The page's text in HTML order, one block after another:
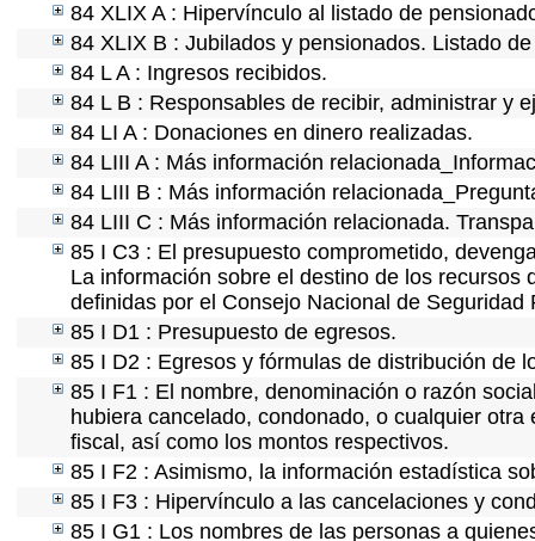
84 XLIX A : Hipervínculo al listado de
84 XLIX B : Jubilados y pensionados. Listado
84 L A : Ingresos recibidos.
84 L B : Responsables de recibir, administrar y
84 LI A : Donaciones en dinero realizadas.
84 LIII A : Más información
84 LIII B : Más información
84 LIII C : Más información relacionada.
85 I C3 : El presupuesto comprometido,
La información sobre el destino de los
definidas por el Consejo Nacional de Seguridad
85 I D1 : Presupuesto de egresos.
85 I D2 : Egresos y fórmulas de distribución de
85 I F1 : El nombre, denominación o razón
hubiera cancelado, condonado, o cualquier
fiscal, así como los montos respectivos.
85 I F2 : Asimismo, la información estadística
85 I F3 : Hipervínculo a las cancelaciones y
85 I G1 : Los nombres de las personas a